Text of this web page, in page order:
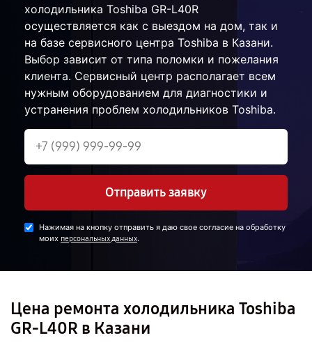
холодильника Toshiba GR-L40R
осуществляется как с выездом на дом, так и
на базе сервисного центра Toshiba в Казани.
Выбор зависит от типа поломки и пожелания
клиента. Сервисный центр располагает всем
нужным оборудованием для диагностики и
устранения проблем холодильников Toshiba.
Отправить заявку
Нажимая на кнопку отправить я даю свое согласие на обработку
моих персональных данных.
Цена ремонта холодильника Toshiba
GR-L40R в Казани